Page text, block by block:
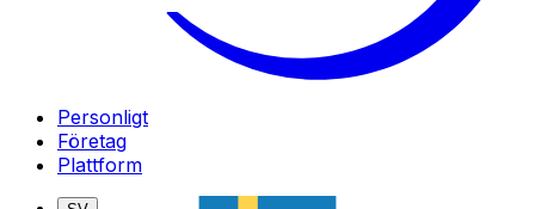
Personligt
Företag
Plattform